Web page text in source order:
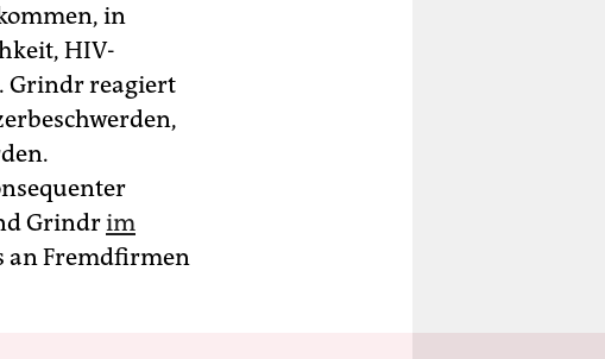
in
HIV-
Grindr reagiert
Grindrim
an Fremdfirmen